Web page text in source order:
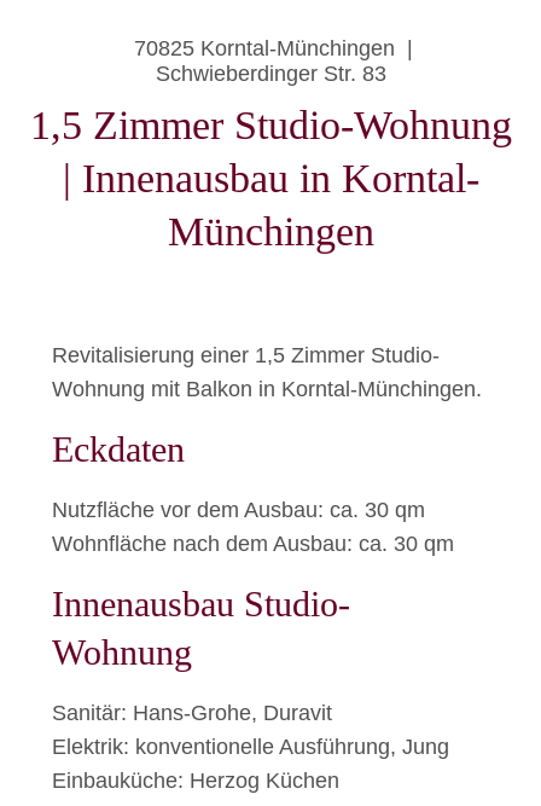
70825 Korntal-Münchingen
Schwieberdinger Str. 83
1,5 Zimmer Studio-Wohnung
| Innenausbau in Korntal-
Münchingen
Revitalisierung einer 1,5 Zimmer Studio-
Wohnung mit Balkon in Korntal-Münchingen.
Eckdaten
Nutzfläche vor dem Ausbau: ca. 30 qm
Wohnfläche nach dem Ausbau: ca. 30 qm
Innenausbau Studio-
Wohnung
Sanitär: Hans-Grohe, Duravit
Elektrik: konventionelle Ausführung, Jung
Einbauküche: Herzog Küchen